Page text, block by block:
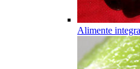
Alimente